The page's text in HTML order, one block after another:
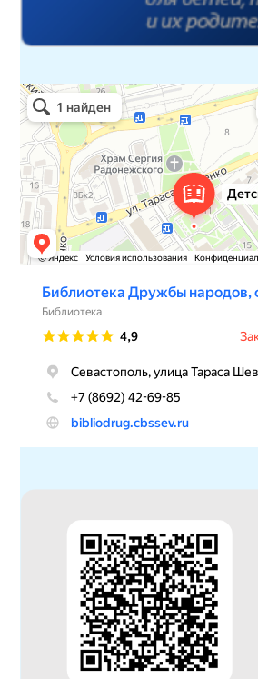
Детская библиотека № 14 Дружбы народов
Библиотека в Севастополе